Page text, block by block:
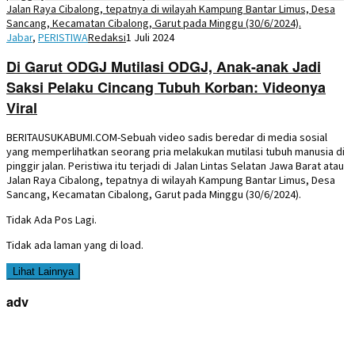
Jabar, PERISTIWARedaksi1 Juli 2024
Di Garut ODGJ Mutilasi ODGJ, Anak-anak Jadi
Saksi Pelaku Cincang Tubuh Korban: Videonya
Viral
BERITAUSUKABUMI.COM-Sebuah video sadis beredar di media sosial
yang memperlihatkan seorang pria melakukan mutilasi tubuh manusia di
pinggir jalan. Peristiwa itu terjadi di Jalan Lintas Selatan Jawa Barat atau
Jalan Raya Cibalong, tepatnya di wilayah Kampung Bantar Limus, Desa
Sancang, Kecamatan Cibalong, Garut pada Minggu (30/6/2024).
Tidak Ada Pos Lagi.
Tidak ada laman yang di load.
Lihat Lainnya
adv